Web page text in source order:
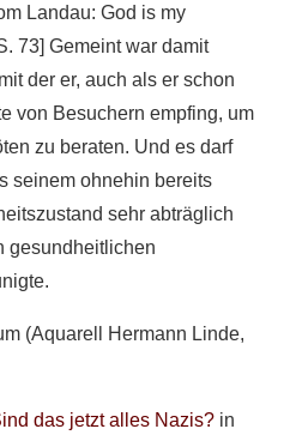
Landau: God is my
73] Gemeint war damit
der er, auch als er schon
von Besuchern empfing, um
zu beraten. Und es darf
seinem ohnehin bereits
sehr abträglich
gesundheitlichen
(Aquarell Hermann Linde,
das jetzt alles Nazis? in